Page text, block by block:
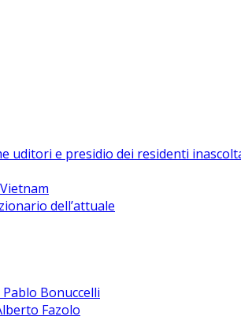
uditori e presidio dei residenti
dell’attuale
Bonuccelli
Fazolo